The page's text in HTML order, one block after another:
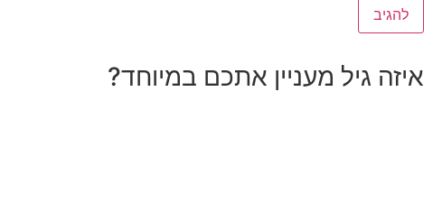
איזה גיל מעניין אתכם במיוחד?